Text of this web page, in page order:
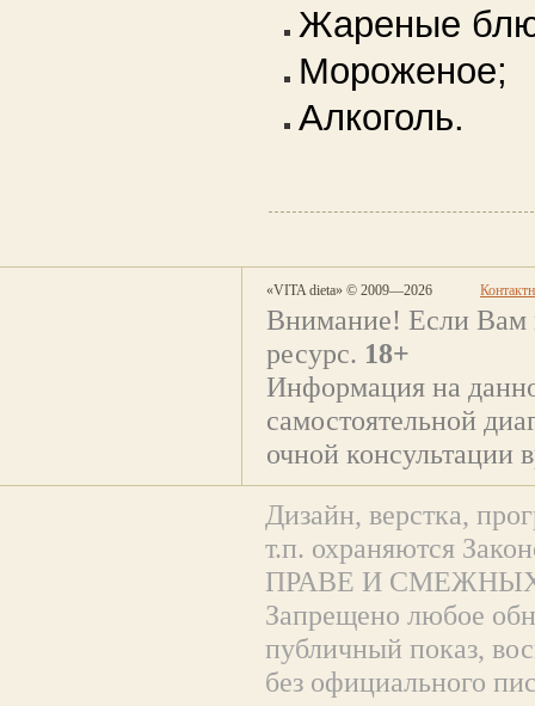
Жареные
Мороженое;
Алкоголь.
«VITA dieta» © 2009—2026
Внимание! Если Вам
ресурс. 18+
Информация на
самостоятельной
очной консультации
Дизайн, верстка,
т.п. охраняются
ПРАВЕ И
Запрещено любое
публичный показ,
без официального